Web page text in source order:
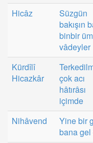
Hicâz
Süzgün
bakışın
binbir
vâdeyler
Kürdîlî
Hicazkâr
çok acı
hâtırâsı
içimde
Nihâvend
Yine bir
bana gel